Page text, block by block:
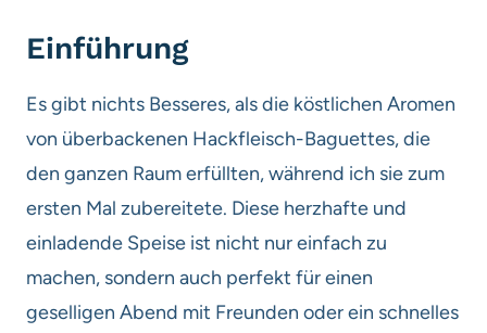
Einführung
Es gibt nichts Besseres, als die köstlichen Aromen
von überbackenen Hackfleisch-Baguettes, die
den ganzen Raum erfüllten, während ich sie zum
ersten Mal zubereitete. Diese herzhafte und
einladende Speise ist nicht nur einfach zu
machen, sondern auch perfekt für einen
geselligen Abend mit Freunden oder ein schnelles